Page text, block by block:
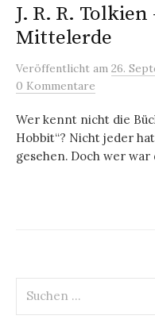
J. R. R.
Mittelerde
Veröffentlicht am 26.
0 Kommentare
Wer kennt nicht die
Hobbit“? Nicht jeder
gesehen. Doch wer
nach: